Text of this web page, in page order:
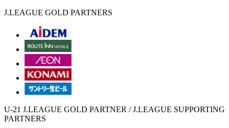
J.LEAGUE GOLD PARTNERS
U-21 J.LEAGUE GOLD PARTNER / J.LEAGUE SUPPORTING
PARTNERS